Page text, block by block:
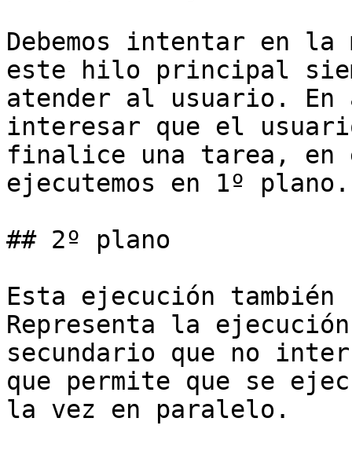
Debemos intentar en
este hilo principal
atender al usuario. En
interesar que el
finalice una tarea, en
ejecutemos en 1º plano.
## 2º plano
Esta ejecución
Representa la
secundario que no
que permite que se
la vez en paralelo.